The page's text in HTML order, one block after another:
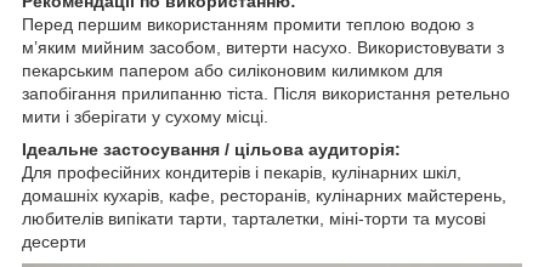
Перед першим використанням промити теплою водою з
м’яким мийним засобом, витерти насухо. Використовувати з
пекарським папером або силіконовим килимком для
запобігання прилипанню тіста. Після використання ретельно
мити і зберігати у сухому місці.
Ідеальне застосування / цільова аудиторія:
Для професійних кондитерів і пекарів, кулінарних шкіл,
домашніх кухарів, кафе, ресторанів, кулінарних майстерень,
любителів випікати тарти, тарталетки, міні-торти та мусові
десерти